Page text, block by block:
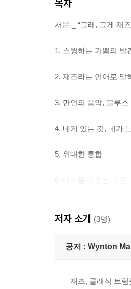
목차
서문 _ “그래, 그게 재
1. 스윙하는 기쁨의 발
2. 재즈라는 언어로 말
3. 만인의 음악, 블루스
4. 네게 있는 것, 네가
5. 위대한 통합
후기 _ 윈턴 마설리스
재즈 음악인 소개
저자 소개 (3명)
공저 : Wynton
재즈, 클래식 트